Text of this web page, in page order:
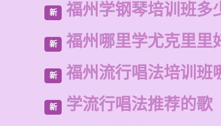
新 福州学钢琴培训班多
新 福州哪里学尤克里里
新 福州流行唱法培训班
新 学流行唱法推荐的歌